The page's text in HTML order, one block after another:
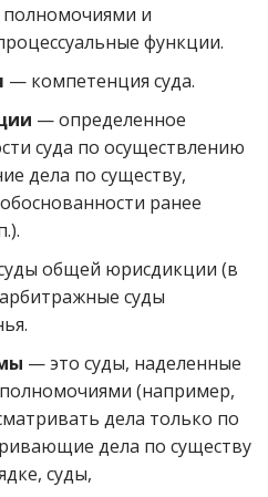
и
функции.
— компетенция суда.
— определенное
суда по осуществлению
дела по существу,
ранее
общей юрисдикции (в
суды
— это суды, наделенные
(например,
дела только по
дела по существу
суды,